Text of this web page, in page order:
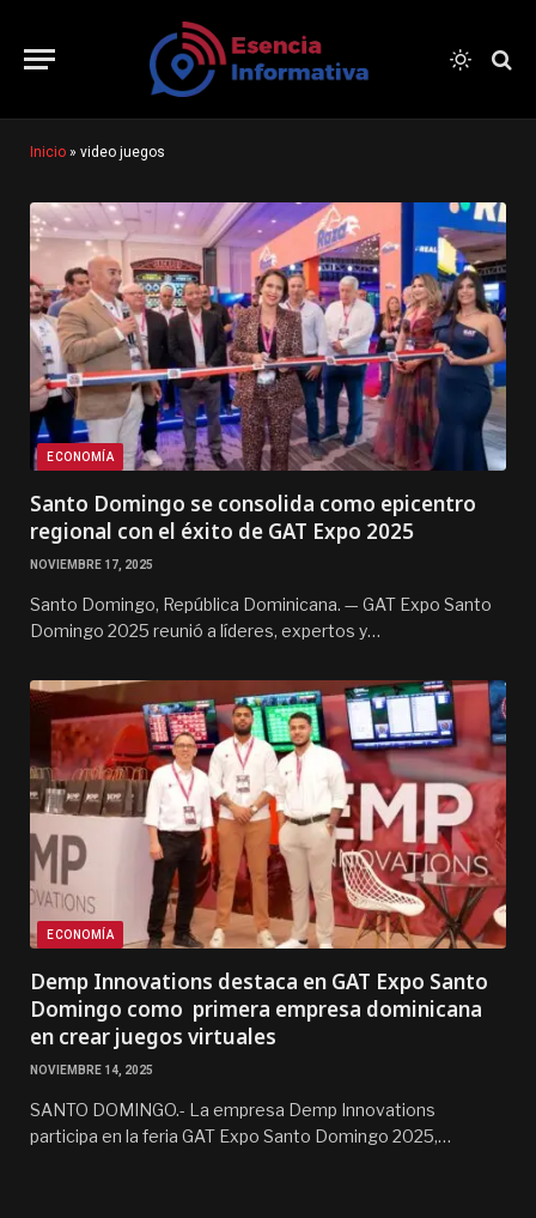
Inicio » video juegos
ECONOMÍA
Santo Domingo se consolida como epicentro
regional con el éxito de GAT Expo 2025
NOVIEMBRE 17, 2025
Santo Domingo, República Dominicana. — GAT Expo Santo
Domingo 2025 reunió a líderes, expertos y…
ECONOMÍA
Demp Innovations destaca en GAT Expo Santo
Domingo como primera empresa dominicana
en crear juegos virtuales
NOVIEMBRE 14, 2025
SANTO DOMINGO.- La empresa Demp Innovations
participa en la feria GAT Expo Santo Domingo 2025,…